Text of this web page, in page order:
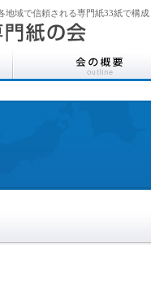
地域で信頼される専門紙33紙で構成